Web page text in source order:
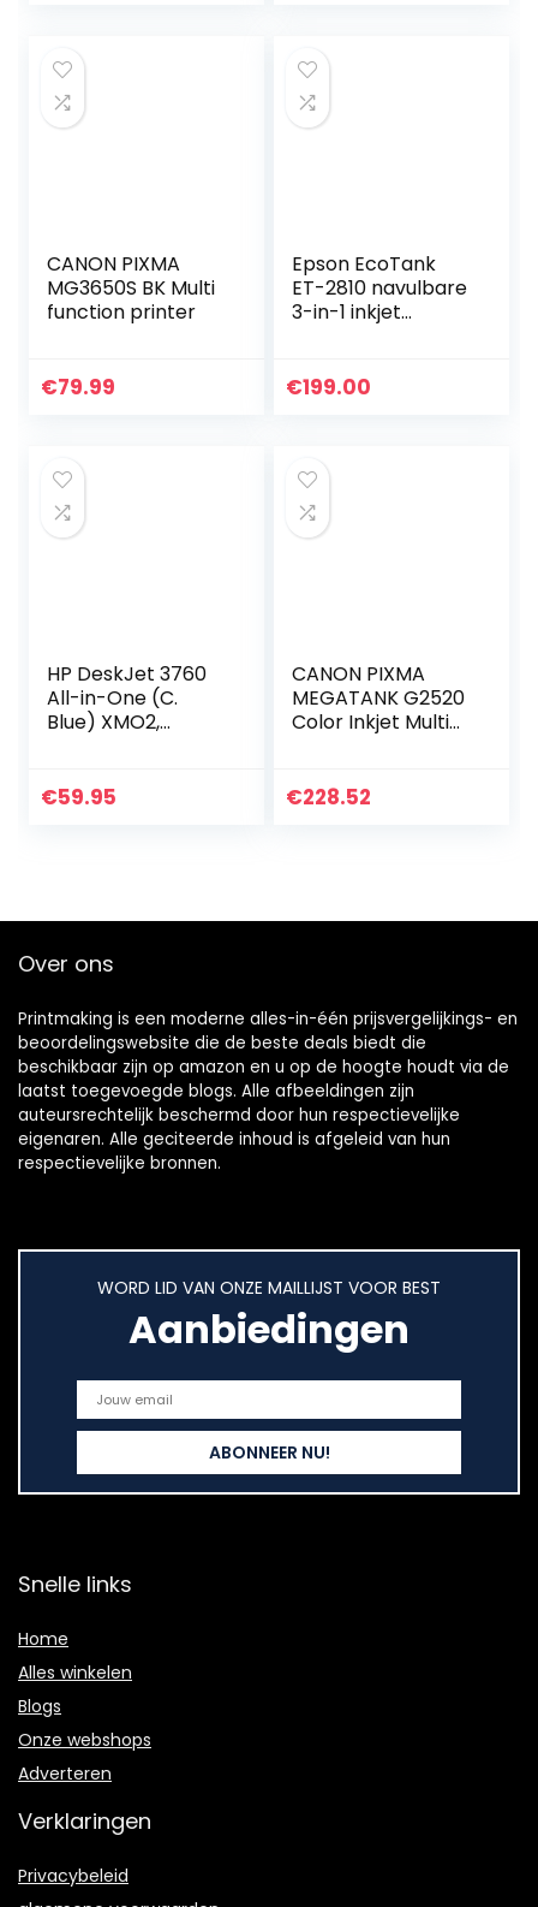
CANON PIXMA
MG3650S BK Multi
function printer
€79.99
Epson EcoTank
ET-2810 navulbare
3-in-1 inkjet
(kopieerapparaat,
€199.00
HP DeskJet 3760
All-in-One (C.
Blue) XMO2,
printer voor thuis
€59.95
CANON PIXMA
MEGATANK G2520
Color Inkjet Multi
€228.52
Over ons
Printmaking is een moderne alles-in-één prijsvergelijkings- en
beoordelingswebsite die de beste deals biedt die
beschikbaar zijn op amazon en u op de hoogte houdt via de
laatst toegevoegde blogs. Alle afbeeldingen zijn
auteursrechtelijk beschermd door hun respectievelijke
eigenaren. Alle geciteerde inhoud is afgeleid van hun
respectievelijke bronnen.
WORD LID VAN ONZE MAILLIJST VOOR BEST
Aanbiedingen
Snelle links
Home
Alles winkelen
Blogs
Onze webshops
Adverteren
Verklaringen
Privacybeleid